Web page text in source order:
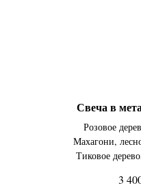
Свеча в
Розовое
Махагони,
Тиковое
3